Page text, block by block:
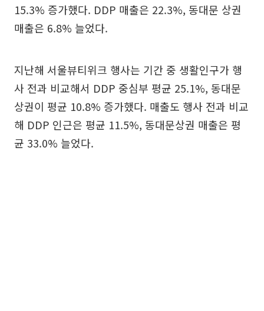
15.3% 증가했다. DDP 매출은 22.3%, 동대문 상권
매출은 6.8% 늘었다.
지난해 서울뷰티위크 행사는 기간 중 생활인구가 행
사 전과 비교해서 DDP 중심부 평균 25.1%, 동대문
상권이 평균 10.8% 증가했다. 매출도 행사 전과 비교
해 DDP 인근은 평균 11.5%, 동대문상권 매출은 평
균 33.0% 늘었다.